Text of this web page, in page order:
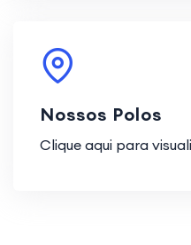
Nossos Polos
Clique aqui para